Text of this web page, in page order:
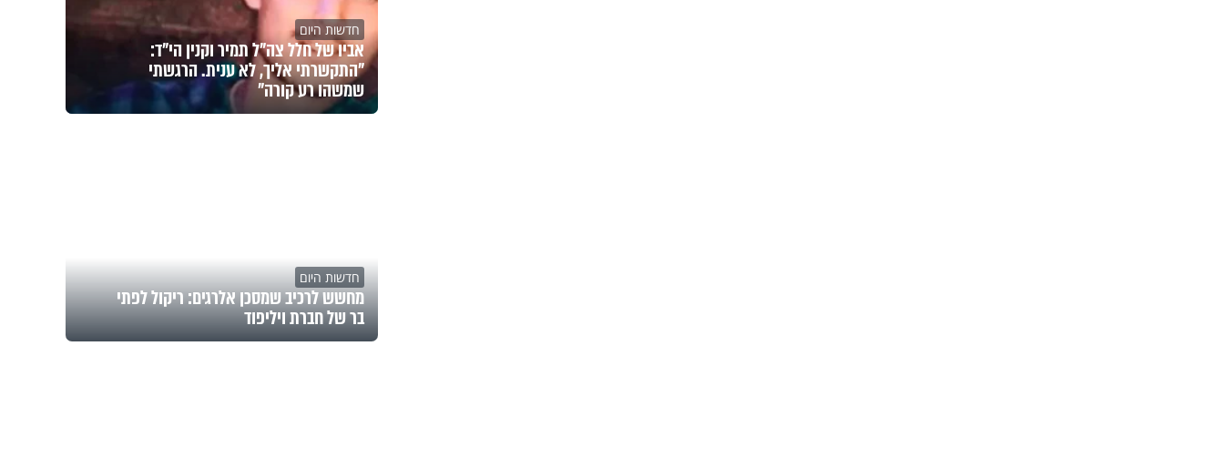
חדשות היום
אביו של חלל צה"ל תמיר וקנין הי"ד:
"התקשרתי אליך, לא ענית. הרגשתי
שמשהו רע קורה"
חדשות היום
מחשש לרכיב שמסכן אלרגים: ריקול לפתי
בר של חברת ויליפוד